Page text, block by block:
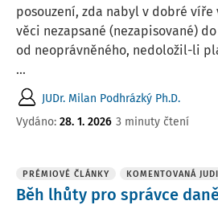
posouzení, zda nabyl v dobré
věci nezapsané (nezapisované)
od neoprávněného, nedoložil-li
...
JUDr. Milan Podhrázký Ph.D.
Vydáno: 28. 1. 2026 3 minuty čtení
PRÉMIOVÉ ČLÁNKY KOMENTOVANÁ
Běh lhůty pro správce